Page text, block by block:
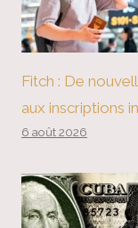
Fitch : De
aux inscriptions
6 août 2026